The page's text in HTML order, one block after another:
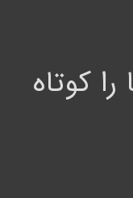
کوتاه